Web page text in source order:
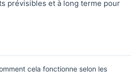
prévisibles et à long terme pour
cela fonctionne selon les